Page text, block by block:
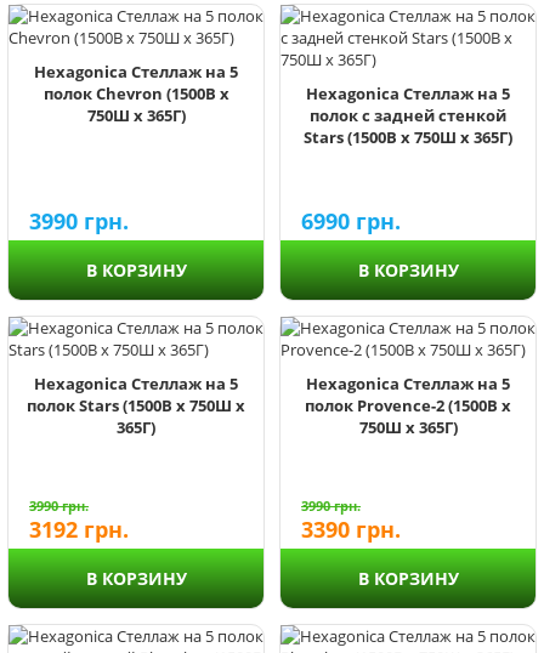
Hexagonica Стеллаж на 5
полок Chevron (1500В х
750Ш х 365Г)
3990 грн.
В КОРЗИНУ
Hexagonica Стеллаж на 5
полок с задней стенкой
Stars (1500В х 750Ш х 365Г)
6990 грн.
В КОРЗИНУ
Hexagonica Стеллаж на 5
полок Stars (1500В х 750Ш х
365Г)
3990грн.
3192 грн.
В КОРЗИНУ
Hexagonica Стеллаж на 5
полок Provence-2 (1500В х
750Ш х 365Г)
3990грн.
3390 грн.
В КОРЗИНУ